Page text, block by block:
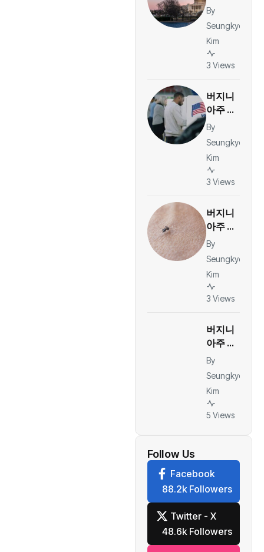
간다…워
싱턴DC
주 방위
군 1년,
안전인
가
By
Seungkyo
Kim
3 Views
버지니
아주 오
늘 예비
선거…한
인사회
관심 속
마크 워
후보 확
정
By
Seungkyo
Kim
3 Views
버지니
아주 첫
지역 감
염 뎅기
열 발
생…북버
지니아
감시 강
화
By
Seungkyo
Kim
3 Views
버지니
아주 데
이터센
터 급증
에 주민
부담 우
려…물·
By
Seungkyo
Kim
5 Views
Follow Us
Facebook
88.2k Followers
Twitter - X
48.6k Followers